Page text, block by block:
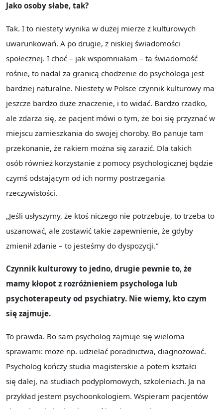
Jako osoby słabe, tak?
Tak. I to niestety wynika w dużej mierze z kulturowych
uwarunkowań. A po drugie, z niskiej świadomości
społecznej. I choć – jak wspomniałam – ta świadomość
rośnie, to nadal za granicą chodzenie do psychologa jest
bardziej naturalne. Niestety w Polsce czynnik kulturowy ma
jeszcze bardzo duże znaczenie, i to widać. Bardzo rzadko,
ale zdarza się, że pacjent mówi o tym, że boi się przyznać w
miejscu zamieszkania do swojej choroby. Bo panuje tam
przekonanie, że rakiem można się zarazić. Dla takich
osób również korzystanie z pomocy psychologicznej będzie
czymś odstającym od ich normy postrzegania
rzeczywistości.
„Jeśli usłyszymy, że ktoś niczego nie potrzebuje, to trzeba to
uszanować, ale zostawić takie zapewnienie, że gdyby
zmienił zdanie – to jesteśmy do dyspozycji.”
Czynnik kulturowy to jedno, drugie pewnie to, że
mamy kłopot z rozróżnieniem psychologa lub
psychoterapeuty od psychiatry. Nie wiemy, kto czym
się zajmuje.
To prawda. Bo sam psycholog zajmuje się wieloma
sprawami: może np. udzielać poradnictwa, diagnozować.
Psycholog kończy studia magisterskie a potem kształci
się dalej, na studiach podyplomowych, szkoleniach. Ja na
przykład jestem psychoonkologiem. Wspieram pacjentów